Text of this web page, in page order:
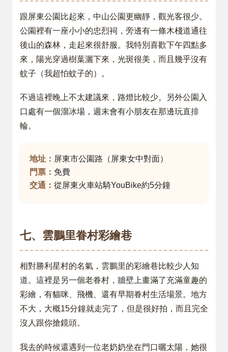
跟屏東公園比起來，中山公園更幽靜，觀光客很少。
公園裡有一座小小的忠烈祠，旁邊有一條木棧道通往
後山的森林，走起來很舒服。我特別喜歡下午四點多
來，陽光穿過樹葉灑下來，光斑很美，而且幾乎沒有
蚊子（我超怕蚊子的）。
不過這裡晚上不太建議來，路燈比較少。另外公園入
口處有一個溜冰場，週末會有小朋友在那邊玩直排
輪。
地址： 屏東市公園路（屏東女中對面）
門票： 免費
交通：從屏東火車站騎YouBike約5分鐘
七、雲鵬里眷村彩繪巷
相對勝利星村的名氣，雲鵬里的彩繪巷比較少人知
道。這裡是另一個老眷村，牆壁上畫滿了充滿童趣的
彩繪，有貓咪、飛機、還有早期眷村生活場景。地方
不大，大概15分鐘就走完了，但是很好拍，而且完全
沒人跟你搶鏡頭。
我去的時候還遇到一位老奶奶坐在門口曬太陽，她很